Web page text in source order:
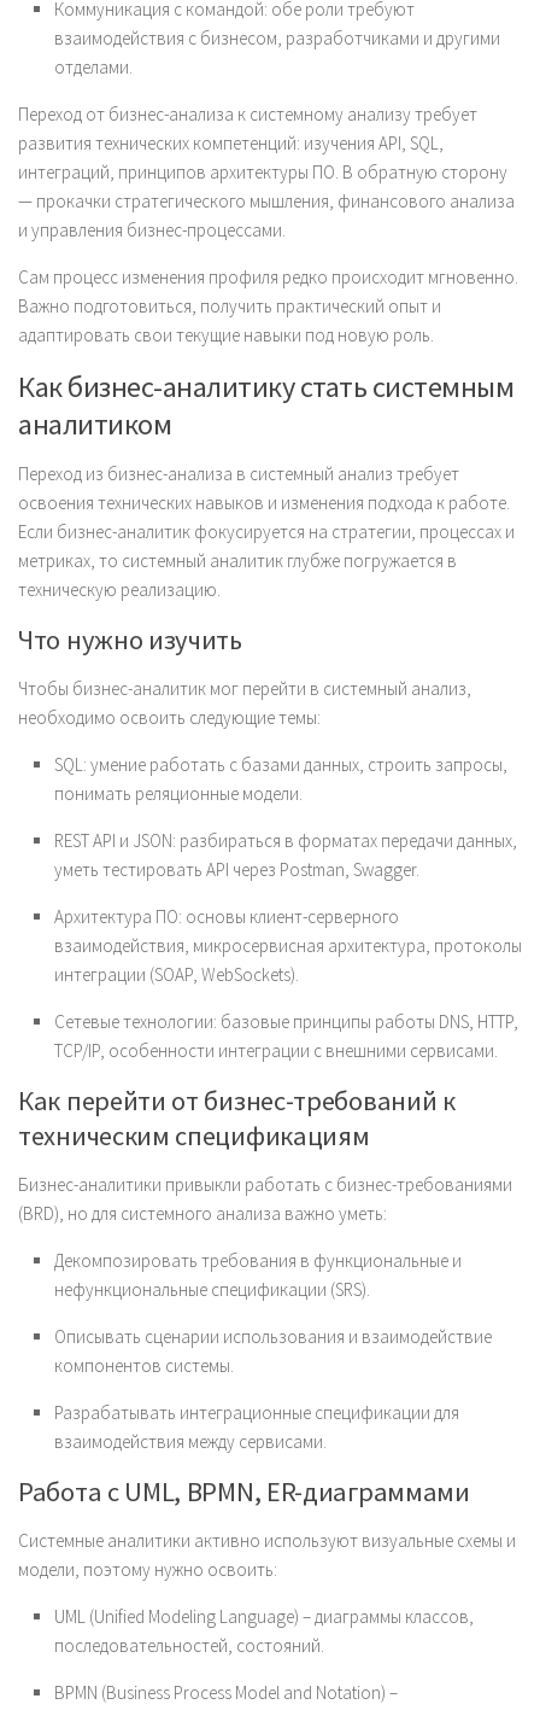
Коммуникация с командой: обе роли требуют
взаимодействия с бизнесом, разработчиками и другими
отделами.
Переход от бизнес-анализа к системному анализу требует
развития технических компетенций: изучения API, SQL,
интеграций, принципов архитектуры ПО. В обратную сторону
— прокачки стратегического мышления, финансового анализа
и управления бизнес-процессами.
Сам процесс изменения профиля редко происходит мгновенно.
Важно подготовиться, получить практический опыт и
адаптировать свои текущие навыки под новую роль.
Как бизнес-аналитику стать системным
аналитиком
Переход из бизнес-анализа в системный анализ требует
освоения технических навыков и изменения подхода к работе.
Если бизнес-аналитик фокусируется на стратегии, процессах и
метриках, то системный аналитик глубже погружается в
техническую реализацию.
Что нужно изучить
Чтобы бизнес-аналитик мог перейти в системный анализ,
необходимо освоить следующие темы:
SQL: умение работать с базами данных, строить запросы,
понимать реляционные модели.
REST API и JSON: разбираться в форматах передачи данных,
уметь тестировать API через Postman, Swagger.
Архитектура ПО: основы клиент-серверного
взаимодействия, микросервисная архитектура, протоколы
интеграции (SOAP, WebSockets).
Сетевые технологии: базовые принципы работы DNS, HTTP,
TCP/IP, особенности интеграции с внешними сервисами.
Как перейти от бизнес-требований к
техническим спецификациям
Бизнес-аналитики привыкли работать с бизнес-требованиями
(BRD), но для системного анализа важно уметь:
Декомпозировать требования в функциональные и
нефункциональные спецификации (SRS).
Описывать сценарии использования и взаимодействие
компонентов системы.
Разрабатывать интеграционные спецификации для
взаимодействия между сервисами.
Работа с UML, BPMN, ER-диаграммами
Системные аналитики активно используют визуальные схемы и
модели, поэтому нужно освоить:
UML (Unified Modeling Language) – диаграммы классов,
последовательностей, состояний.
BPMN (Business Process Model and Notation) –